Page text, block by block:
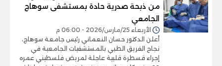
من ذبحة صدرية حادة بمستشفى سوهاج
الجامعي
الأربعاء 25/مارس/2026 - 06:00 م
أعلن الدكتور حسان النعماني رئيس جامعة سوهاج،
نجاح الفريق الطبي بالمستشفيات الجامعية في
إجراء قسطرة قلبية عاجلة لمريض فلسطيني عمره